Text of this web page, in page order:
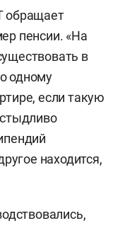
обращает
пенсии. «На
в
одному
если такую
находится,